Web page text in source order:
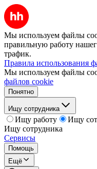
Мы используем файлы
правильную работу
трафик.
Правила использования
Мы используем файлы
файлов cookie
Понятно
Ищу сотрудника
Ищу работу
Ищу
Ищу сотрудника
Сервисы
Помощь
Ещё